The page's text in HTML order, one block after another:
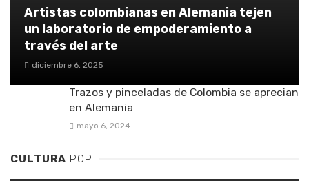
Artistas colombianas en Alemania tejen
un laboratorio de empoderamiento a
través del arte
diciembre 6, 2025
Trazos y pinceladas de Colombia se aprecian
en Alemania
mayo 6, 2024
CULTURA POP